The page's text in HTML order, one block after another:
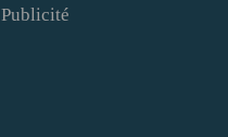
Publicité